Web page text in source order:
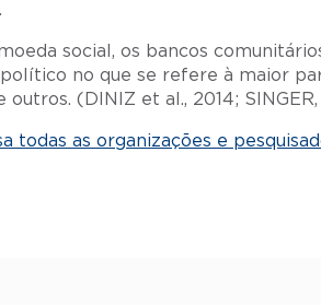
social, os bancos
no que se refere à maior
(DINIZ et al., 2014;
todas as organizações e